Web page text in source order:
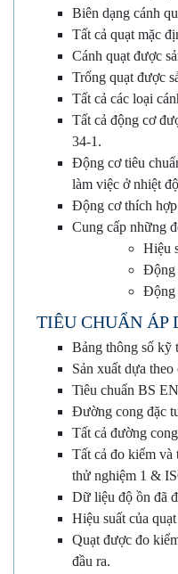
Biên dạng cánh
Tất cả quạt mặc
Cánh quạt được
Trống quạt được
Tất cả các loại
Tất cả động cơ
34-1.
Động cơ tiêu
làm việc ở nhiệt
Động cơ thích hợp
Cung cấp những
Hiệu
Động
Động
TIÊU CHUẨN ÁP
Bảng thông số kỹ
Sản xuất dựa
Tiêu chuẩn BS
Đường cong đặc
Tất cả đường
Tất cả đo kiểm và
thử nghiệm 1 &
Dữ liệu độ ồn đã
Hiệu suất của
Quạt được đo
đầu ra.